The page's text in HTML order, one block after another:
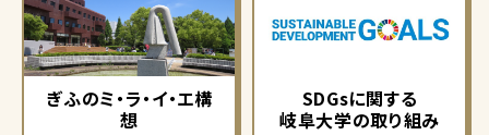
ぎふのミ・ラ・イ・エ構
想
SDGsに関する
岐阜大学の取り組み